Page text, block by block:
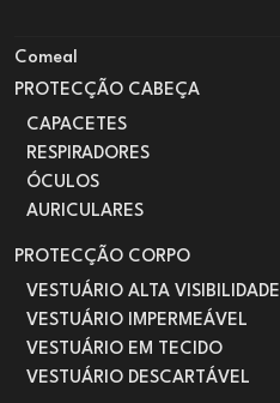
Comeal
PROTECÇÃO CABEÇA
CAPACETES
RESPIRADORES
ÓCULOS
AURICULARES
PROTECÇÃO CORPO
VESTUÁRIO ALTA VISIBILIDADE
VESTUÁRIO IMPERMEÁVEL
VESTUÁRIO EM TECIDO
VESTUÁRIO DESCARTÁVEL